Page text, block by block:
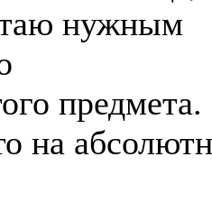
нужным
предмета.
на